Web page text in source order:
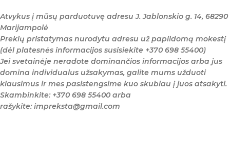
Atvykus į mūsų parduotuvę adresu J. Jablonskio g. 14, 68290
Marijampolė
Prekių pristatymas nurodytu adresu už papildomą mokestį
(dėl platesnės informacijos susisiekite +370 698 55400)
Jei svetainėje neradote dominančios informacijos arba jus
domina individualus užsakymas, galite mums užduoti
klausimus ir mes pasistengsime kuo skubiau į juos atsakyti.
Skambinkite: +370 698 55400 arba
rašykite: impreksta@gmail.com